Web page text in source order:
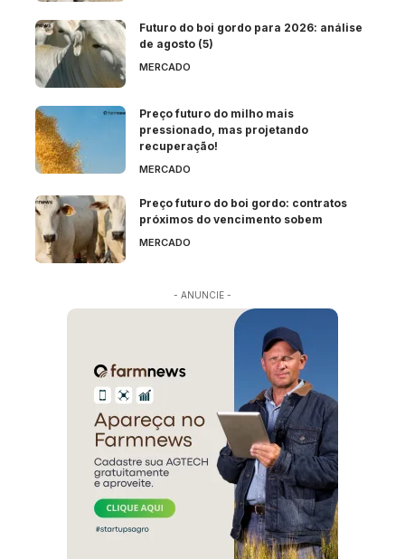
Futuro do boi gordo para 2026: análise
de agosto (5)
MERCADO
Preço futuro do milho mais
pressionado, mas projetando
recuperação!
MERCADO
Preço futuro do boi gordo: contratos
próximos do vencimento sobem
MERCADO
- ANUNCIE -